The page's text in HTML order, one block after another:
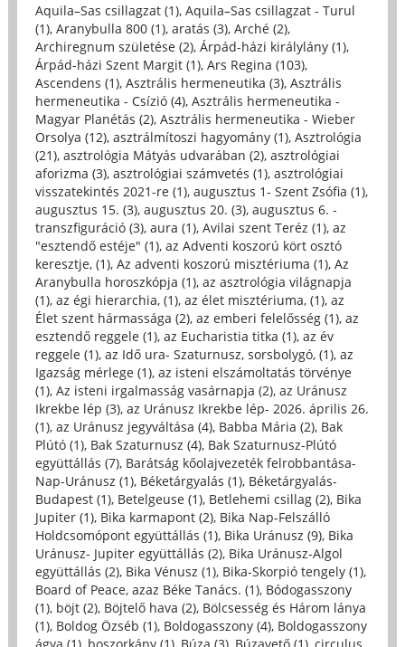
Aquila–Sas csillagzat (1), Aquila–Sas csillagzat - Turul
(1), Aranybulla 800 (1), aratás (3), Arché (2),
Archiregnum születése (2), Árpád-házi királylány (1),
Árpád-házi Szent Margit (1), Ars Regina (103),
Ascendens (1), Asztrális hermeneutika (3), Asztrális
hermeneutika - Csízió (4), Asztrális hermeneutika -
Magyar Planétás (2), Asztrális hermeneutika - Wieber
Orsolya (12), asztrálmítoszi hagyomány (1), Asztrológia
(21), asztrológia Mátyás udvarában (2), asztrológiai
aforizma (3), asztrológiai számvetés (1), asztrológiai
visszatekintés 2021-re (1), augusztus 1- Szent Zsófia (1),
augusztus 15. (3), augusztus 20. (3), augusztus 6. -
transzfiguráció (3), aura (1), Avilai szent Teréz (1), az
"esztendő estéje" (1), az Adventi koszorú kört osztó
keresztje, (1), Az adventi koszorú misztériuma (1), Az
Aranybulla horoszkópja (1), az asztrológia világnapja
(1), az égi hierarchia, (1), az élet misztériuma, (1), az
Élet szent hármassága (2), az emberi felelősség (1), az
esztendő reggele (1), az Eucharistia titka (1), az év
reggele (1), az Idő ura- Szaturnusz, sorsbolygó, (1), az
Igazság mérlege (1), az isteni elszámoltatás törvénye
(1), Az isteni irgalmasság vasárnapja (2), az Uránusz
Ikrekbe lép (3), az Uránusz Ikrekbe lép- 2026. április 26.
(1), az Uránusz jegyváltása (4), Babba Mária (2), Bak
Plútó (1), Bak Szaturnusz (4), Bak Szaturnusz-Plútó
együttállás (7), Barátság kőolajvezeték felrobbantása-
Nap-Uránusz (1), Béketárgyalás (1), Béketárgyalás-
Budapest (1), Betelgeuse (1), Betlehemi csillag (2), Bika
Jupiter (1), Bika karmapont (2), Bika Nap-Felszálló
Holdcsomópont együttállás (1), Bika Uránusz (9), Bika
Uránusz- Jupiter együttállás (2), Bika Uránusz-Algol
együttállás (2), Bika Vénusz (1), Bika-Skorpió tengely (1),
Board of Peace, azaz Béke Tanács. (1), Bódogasszony
(1), böjt (2), Böjtelő hava (2), Bölcsesség és Három lánya
(1), Boldog Özséb (1), Boldogasszony (4), Boldogasszony